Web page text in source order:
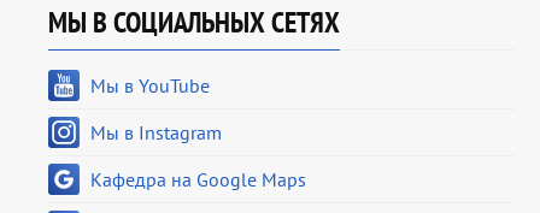
МЫ В СОЦИАЛЬНЫХ СЕТЯХ
Мы в YouTube
Мы в Instagram
Кафедра на Google Maps